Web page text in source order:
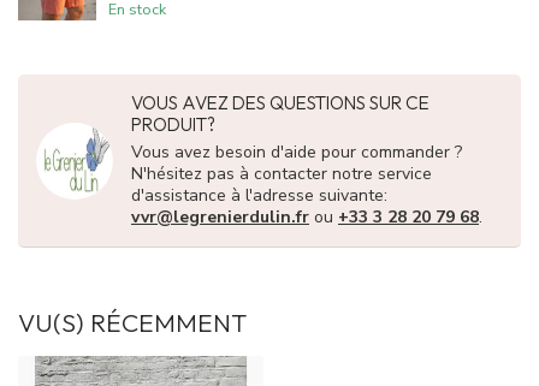
En stock
VOUS AVEZ DES QUESTIONS SUR CE
PRODUIT?
Vous avez besoin d'aide pour commander ?
N'hésitez pas à contacter notre service
d'assistance à l'adresse suivante:
vvr@legrenierdulin.fr ou +33 3 28 20 79 68.
VU(S) RÉCEMMENT